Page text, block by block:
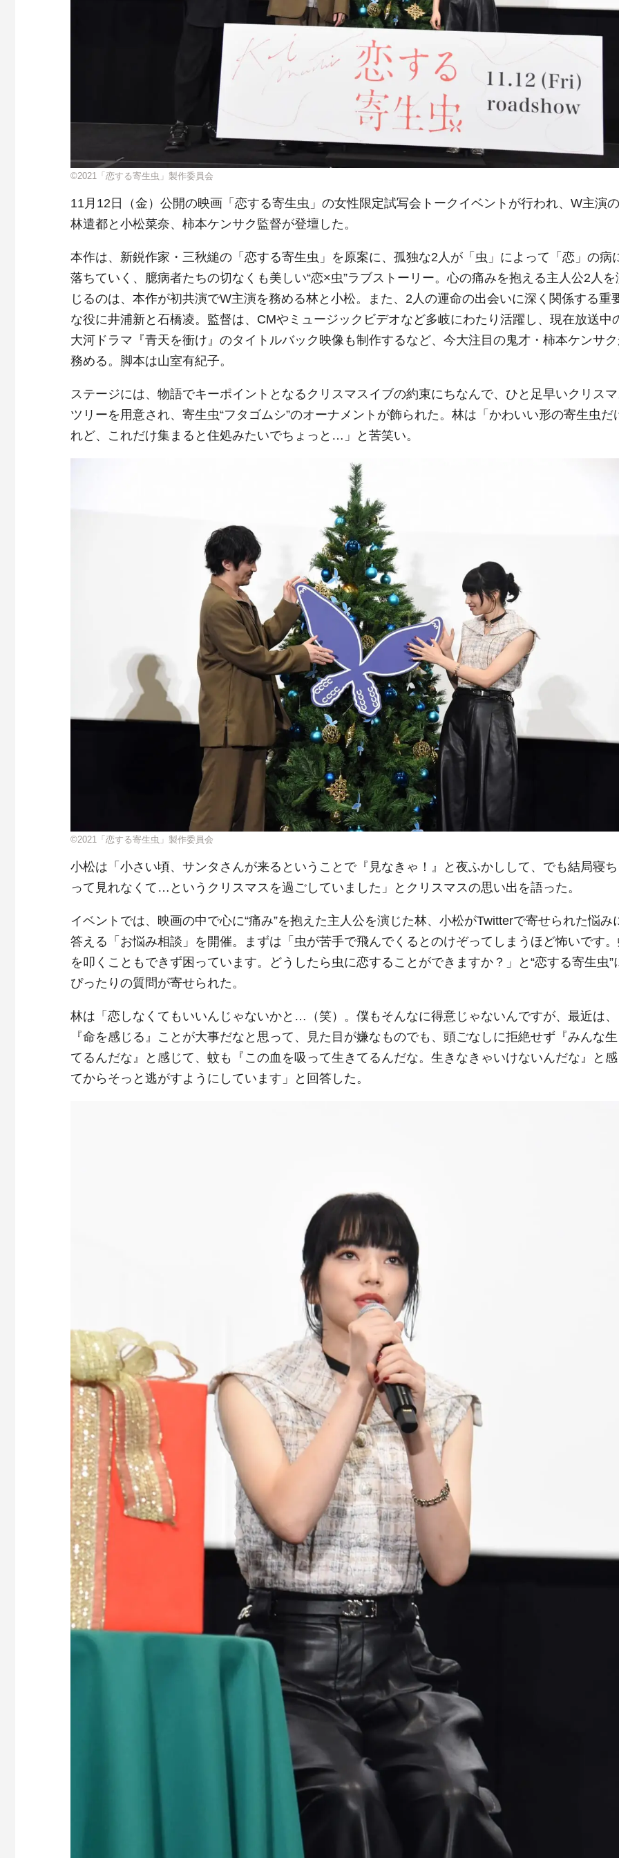
©2021「恋する寄生虫」製作委員会
11月12日（金）公開の映画「恋する寄生虫」の女性限定試写会トークイベントが行われ、W主演の
林遣都と小松菜奈、柿本ケンサク監督が登壇した。
本作は、新鋭作家・三秋縋の「恋する寄生虫」を原案に、孤独な2人が「虫」によって「恋」の病
落ちていく、臆病者たちの切なくも美しい“恋×虫”ラブストーリー。心の痛みを抱える主人公2人を
じるのは、本作が初共演でW主演を務める林と小松。また、2人の運命の出会いに深く関係する重
な役に井浦新と石橋凌。監督は、CMやミュージックビデオなど多岐にわたり活躍し、現在放送中
大河ドラマ『青天を衝け』のタイトルバック映像も制作するなど、今大注目の鬼才・柿本ケンサ
務める。脚本は山室有紀子。
ステージには、物語でキーポイントとなるクリスマスイブの約束にちなんで、ひと足早いクリス
ツリーを用意され、寄生虫“フタゴムシ”のオーナメントが飾られた。林は「かわいい形の寄生虫だ
れど、これだけ集まると住処みたいでちょっと…」と苦笑い。
©2021「恋する寄生虫」製作委員会
小松は「小さい頃、サンタさんが来るということで『見なきゃ！』と夜ふかしして、でも結局寝
って見れなくて…というクリスマスを過ごしていました」とクリスマスの思い出を語った。
イベントでは、映画の中で心に“痛み”を抱えた主人公を演じた林、小松がTwitterで寄せられた悩み
答える「お悩み相談」を開催。まずは「虫が苦手で飛んでくるとのけぞってしまうほど怖いです
を叩くこともできず困っています。どうしたら虫に恋することができますか？」と“恋する寄生虫”
ぴったりの質問が寄せられた。
林は「恋しなくてもいいんじゃないかと…（笑）。僕もそんなに得意じゃないんですが、最近は、
『命を感じる』ことが大事だなと思って、見た目が嫌なものでも、頭ごなしに拒絶せず『みんな
てるんだな』と感じて、蚊も『この血を吸って生きてるんだな。生きなきゃいけないんだな』と
てからそっと逃がすようにしています」と回答した。